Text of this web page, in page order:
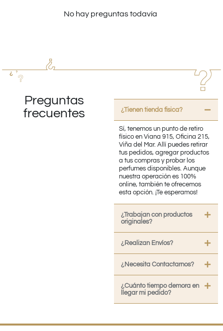
No hay preguntas todavía
Preguntas
frecuentes
¿Tienen tienda fisica?
Sí, tenemos un punto de retiro
físico en Viana 915, Oficina 215,
Viña del Mar. Allí puedes retirar
tus pedidos, agregar productos
a tus compras y probar los
perfumes disponibles. Aunque
nuestra operación es 100%
online, también te ofrecemos
esta opción. ¡Te esperamos!
¿Trabajan con productos
originales?
¿Realizan Envíos?
¿Necesita Contactarnos?
¿Cuánto tiempo demora en
llegar mi pedido?